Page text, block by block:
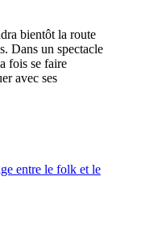
bientôt la route
Dans un spectacle
fois se faire
avec ses
entre le folk et le